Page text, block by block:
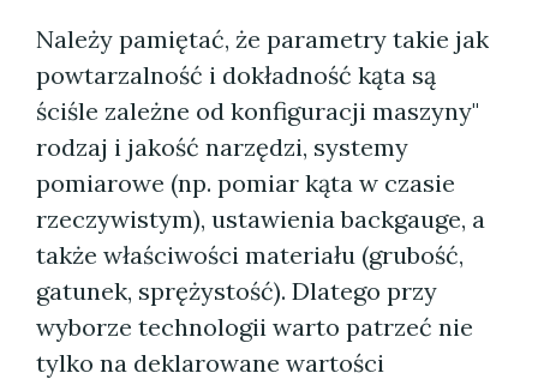
Należy pamiętać, że parametry takie jak
powtarzalność i dokładność kąta są
ściśle zależne od konfiguracji maszyny"
rodzaj i jakość narzędzi, systemy
pomiarowe (np. pomiar kąta w czasie
rzeczywistym), ustawienia backgauge, a
także właściwości materiału (grubość,
gatunek, sprężystość). Dlatego przy
wyborze technologii warto patrzeć nie
tylko na deklarowane wartości